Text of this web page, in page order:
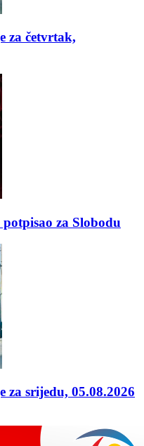
za četvrtak,
za Slobodu
za srijedu, 05.08.2026